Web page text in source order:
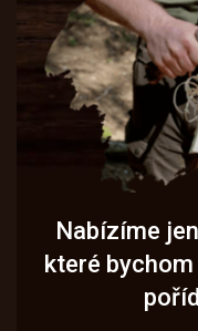
Nabízíme
které